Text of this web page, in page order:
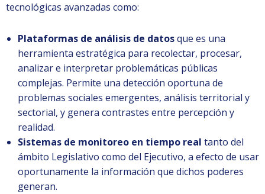
tecnológicas avanzadas como:
Plataformas de análisis de datosque es una
herramienta estratégica para recolectar, procesar,
analizar e interpretar problemáticas públicas
complejas. Permite una detección oportuna de
problemas sociales emergentes, análisis territorial y
sectorial, y genera contrastes entre percepción y
realidad.
Sistemas de monitoreo en tiempo real tanto del
ámbito Legislativo como del Ejecutivo, a efecto de usar
oportunamente la información que dichos poderes
generan.